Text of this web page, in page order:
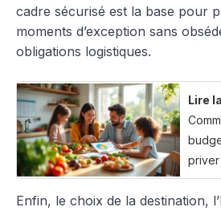
cadre sécurisé est la base pour
moments d’exception sans
obligations logistiques.
Lire
priver
Enfin, le choix de la destination,